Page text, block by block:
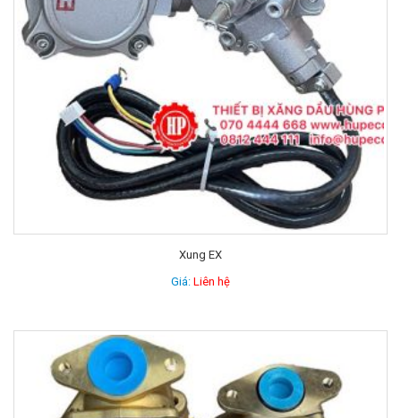
Xung EX
Giá: Liên hệ